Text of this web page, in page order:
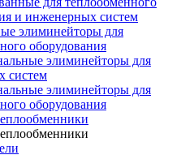
и инженерных систем
элиминейторы для
оборудования
элиминейторы для
систем
элиминейторы для
оборудования